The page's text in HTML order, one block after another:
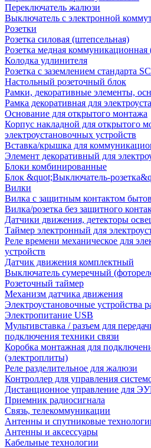
Переключатель жалюзи
Выключатель с электронной
Розетки
Розетка силовая (штепсельная)
Розетка медная коммуникационная
Колодка удлинителя
Розетка с заземлением стандарта
Настольный розеточный блок
Рамки, декоративные элементы,
Рамка декоративная для
Основание для открытого монтажа
Корпус накладной для открытого
электроустановочных устройств
Вставка/крышка для
Элемент декоративный для
Блоки комбинированные
Блок &quot;Выключатель-
Вилки
Вилка с защитным контактом
Вилка/розетка без защитного
Датчики движения, детекторы
Таймер электронный для
Реле времени механическое для
устройств
Датчик движения комплектный
Выключатель сумеречный
Розеточный таймер
Механизм датчика движения
Электроустановочные устройства
Электропитание USB
Мультивставка / разъем для
подключения техники связи
Коробка монтажная для
(электроплиты)
Реле разделительное для жалюзи
Контроллер для управления
Дистанционное управление для
Приемник радиосигнала
Связь, телекоммуникации
Антенны и спутниковые
Антенны и аксессуары
Кабельные технологии